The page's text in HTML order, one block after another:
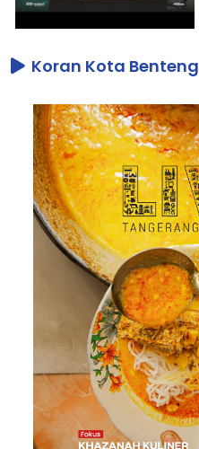
Koran Kota Benteng